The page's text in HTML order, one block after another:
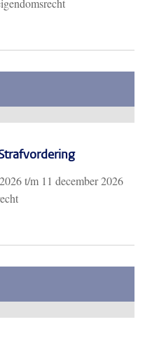
t/m 11 december 2026